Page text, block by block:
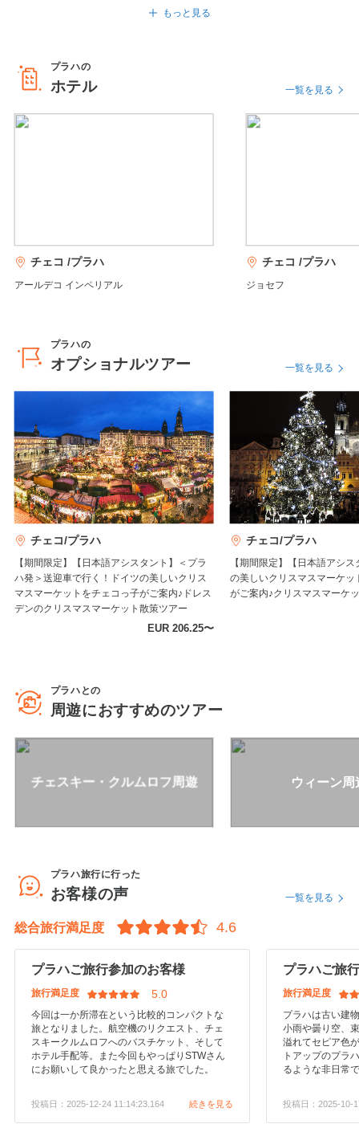
聖ヴィート大聖堂 ヴァーツラフ広場
もっと見る
プラハの
ホテル 一覧を見る
チェコ /プラハ
アールデコ インペリアル
チェコ /プラハ
ジョセフ
プラハの
オプショナルツアー 一覧を見る
チェコ/プラハ
【期間限定】【日本語アシスタント】＜プラ
ハ発＞送迎車で行く！ドイツの美しいクリス
マスマーケットをチェコっ子がご案内♪ドレス
デンのクリスマスマーケット散策ツアー
EUR 206.25〜
チェコ/プラハ
【期間限定】【日本語アシ
の美しいクリスマスマーケッ
がご案内♪クリスマスマーケ
プラハとの
周遊におすすめのツアー
チェスキー・クルムロフ周遊 ウィーン周
プラハ旅行に行った
お客様の声 一覧を見る
総合旅行満足度
プラハご旅行参加のお客様
旅行満足度
今回は一か所滞在という比較的コンパクトな
旅となりました。航空機のリクエスト、チェ
スキークルムロフへのバスチケット、そして
ホテル手配等。また今回もやっぱりSTWさん
にお願いして良かったと思える旅でした。
投稿日：2025-12-24 11:14:23.164 続きを見る
プラハご旅
旅行満足度
プラハは古い建
小雨や曇り空、
溢れてセピア色
トアップのプラ
るような非日常
投稿日：2025-10-